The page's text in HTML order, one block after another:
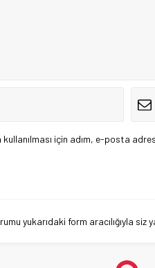
için adım, e-posta
yukarıdaki form aracılığıyla siz